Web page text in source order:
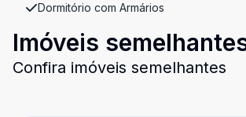
Dormitório com Armários
Imóveis
Confira imóveis semelhantes